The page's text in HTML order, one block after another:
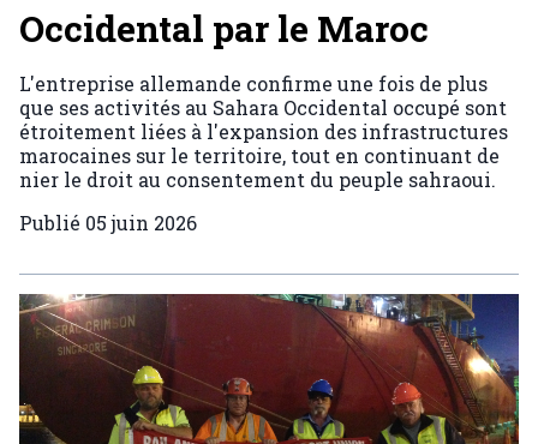
Occidental par le Maroc
L'entreprise allemande confirme une fois de plus
que ses activités au Sahara Occidental occupé sont
étroitement liées à l'expansion des infrastructures
marocaines sur le territoire, tout en continuant de
nier le droit au consentement du peuple sahraoui.
Publié 05 juin 2026